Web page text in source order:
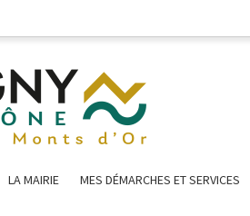
LA MAIRIE MES DÉMARCHES ET SERVICES